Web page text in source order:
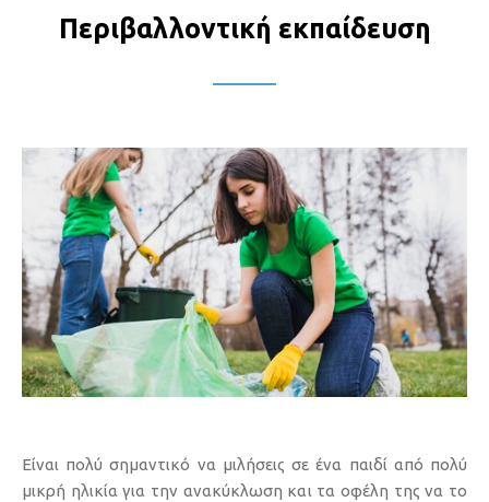
Περιβαλλοντική εκπαίδευση
Είναι πολύ σημαντικό να μιλήσεις σε ένα παιδί από πολύ
μικρή ηλικία για την ανακύκλωση και τα οφέλη της να το